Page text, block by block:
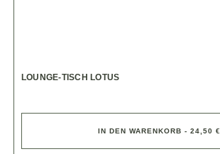
LOUNGE-TISCH LOTUS
IN DEN WARENKORB - 24,50 €